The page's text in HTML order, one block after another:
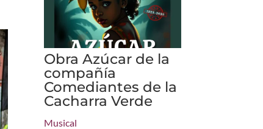
Obra Azúcar de la
compañía
Comediantes de la
Cacharra Verde
Musical